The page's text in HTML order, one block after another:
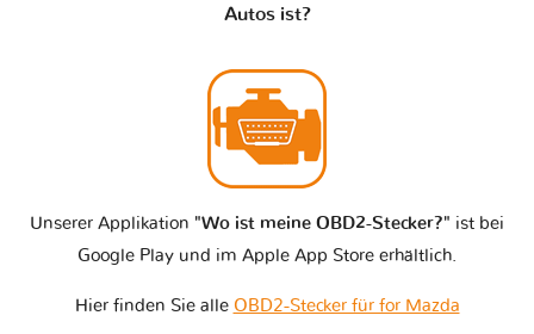
Autos ist?
Unserer Applikation "Wo ist meine OBD2-Stecker?" ist bei
Google Play und im Apple App Store erhältlich.
Hier finden Sie alle OBD2-Stecker für for Mazda